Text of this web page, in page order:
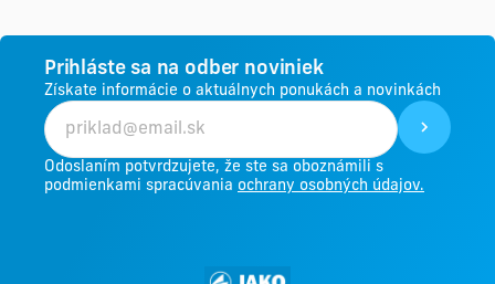
Prihláste sa na odber noviniek
Získate informácie o aktuálnych ponukách a novinkách
Odoslaním potvrdzujete, že ste sa oboznámili s
podmienkami spracúvania ochrany osobných údajov.